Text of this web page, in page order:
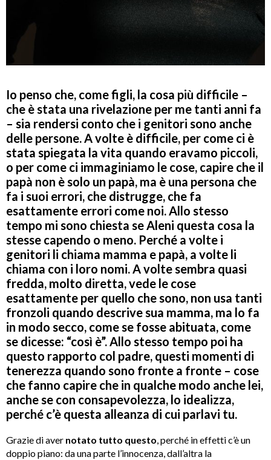
Io penso che, come figli, la cosa più difficile –
che è stata una rivelazione per me tanti anni fa
– sia rendersi conto che i genitori sono anche
delle persone. A volte è difficile, per come ci è
stata spiegata la vita quando eravamo piccoli,
o per come ci immaginiamo le cose, capire che il
papà non è solo un papà, ma è una persona che
fa i suoi errori, che distrugge, che fa
esattamente errori come noi. Allo stesso
tempo mi sono chiesta se Aleni questa cosa la
stesse capendo o meno. Perché a volte i
genitori li chiama mamma e papà, a volte li
chiama con i loro nomi. A volte sembra quasi
fredda, molto diretta, vede le cose
esattamente per quello che sono, non usa tanti
fronzoli quando descrive sua mamma, ma lo fa
in modo secco, come se fosse abituata, come
se dicesse: “così è”. Allo stesso tempo poi ha
questo rapporto col padre, questi momenti di
tenerezza quando sono fronte a fronte – cose
che fanno capire che in qualche modo anche lei,
anche se con consapevolezza, lo idealizza,
perché c’è questa alleanza di cui parlavi tu.
Grazie di aver notato tutto questo, perché in effetti c’è un
doppio piano: da una parte l’innocenza, dall’altra la